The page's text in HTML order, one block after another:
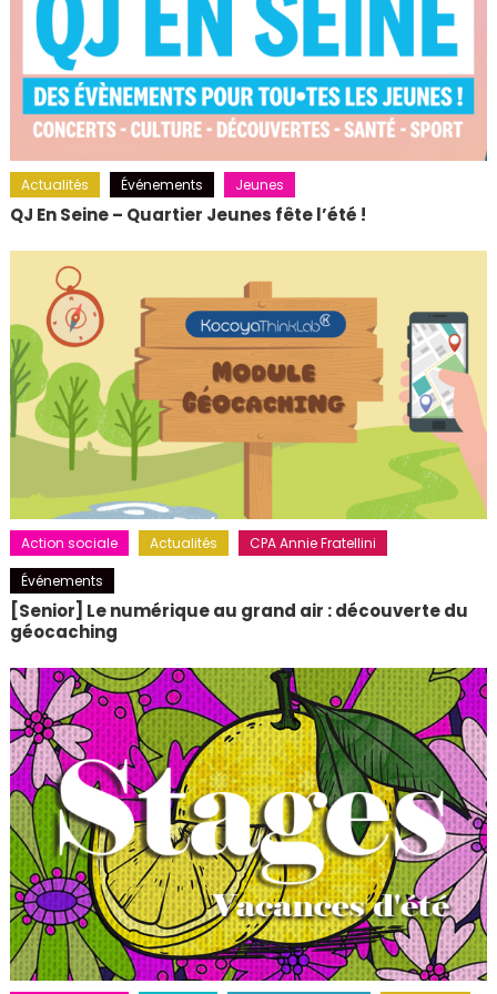
Actualités Événements Jeunes
QJ En Seine – Quartier Jeunes fête l’été !
Action sociale Actualités
CPA Annie Fratellini
Événements
[Senior] Le numérique au grand air : découverte du
géocaching